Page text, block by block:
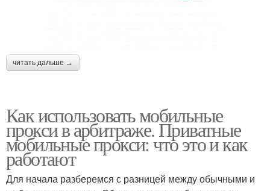
читать дальше →
Как использовать мобильные
прокси в арбитраже. Приватные
мобильные прокси: что это и как
работают
Для начала разберемся с разницей между обычными и